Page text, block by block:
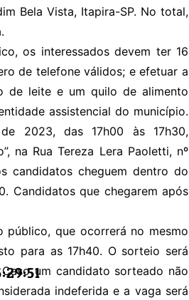
Bela Vista, Itapira-SP. No total,
os interessados devem ter 16
de telefone válidos; e efetuar a
de leite e um quilo de alimento
assistencial do município.
2023, das 17h00 às 17h30,
na Rua Tereza Lera Paoletti, nº
candidatos cheguem dentro do
Candidatos que chegarem após
que ocorrerá no mesmo
para as 17h40. O sorteio será
um candidato sorteado não
indeferida e a vaga será